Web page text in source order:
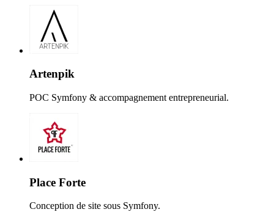
Artenpik
POC Symfony & accompagnement entrepreneurial.
Place Forte
Conception de site sous Symfony.